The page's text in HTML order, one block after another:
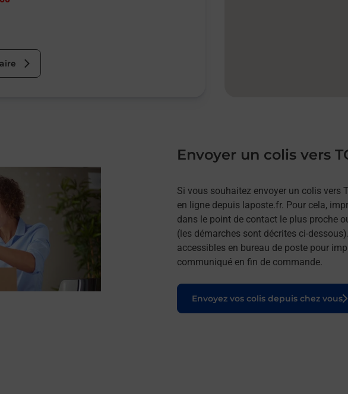
Envoyer un colis vers
Si vous souhaitez envoyer un colis vers
en ligne depuis laposte.fr. Pour cela,
dans le point de contact le plus proche
(les démarches sont décrites ci-
accessibles en bureau de poste pour
communiqué en fin de commande.
Envoyez vos colis depuis chez vous
Le lien s'ouvre dans un nouvel onglet